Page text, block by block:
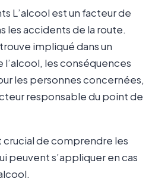
L’alcool est un facteur de
les accidents de la route.
impliqué dans un
les conséquences
les personnes concernées,
responsable du point de
crucial de comprendre les
peuvent s’appliquer en cas